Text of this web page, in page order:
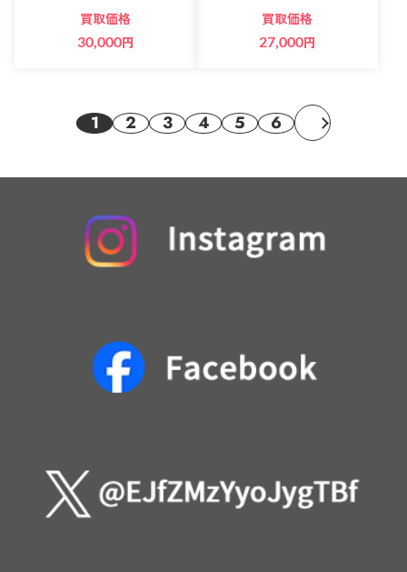
買取価格
30,000円
買取価格
27,000円
1 2 3 4 5 6